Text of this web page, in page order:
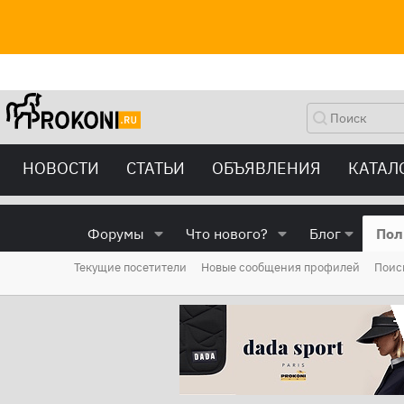
НОВОСТИ СТАТЬИ ОБЪЯВЛЕНИЯ
Форумы Что нового? Блог
Текущие посетители Новые сообщения профилей